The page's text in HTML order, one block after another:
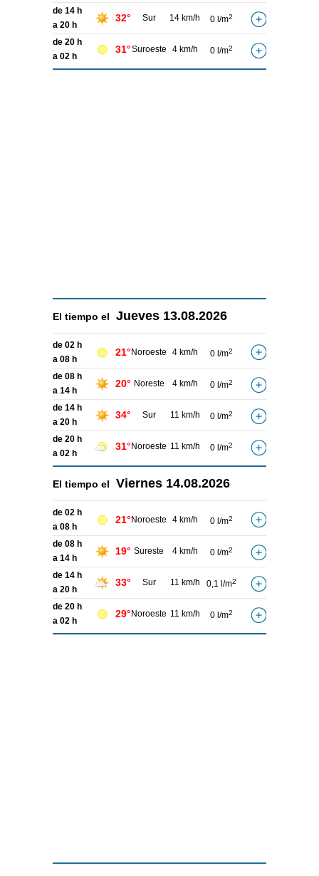
de 14 h
a 20 h
32° Sur 14 km/h 0 l/m2
de 20 h
a 02 h
31°Suroeste 4 km/h 0 l/m2
El tiempo el Jueves 13.08.2026
de 02 h
a 08 h
21° Noroeste 4 km/h 0 l/m2
de 08 h
a 14 h
20° Noreste 4 km/h 0 l/m2
de 14 h
a 20 h
34° Sur 11 km/h 0 l/m2
de 20 h
a 02 h
31° Noroeste 11 km/h 0 l/m2
El tiempo el Viernes 14.08.2026
de 02 h
a 08 h
21° Noroeste 4 km/h 0 l/m2
de 08 h
a 14 h
19° Sureste 4 km/h 0 l/m2
de 14 h
a 20 h
33° Sur 11 km/h 0,1 l/m2
de 20 h
a 02 h
29° Noroeste 11 km/h 0 l/m2